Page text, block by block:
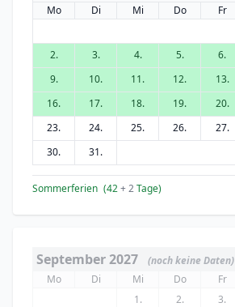
Mo Di Mi Do Fr
2.
3. 4. 5. 6.
9.
10. 11. 12. 13.
16.
17. 18. 19. 20.
23.
24. 25. 26. 27.
30.
31.
Sommerferien (42+ 2Tage)
September 2027
(noch keine Daten)
Mo
Di Mi Do Fr
1.
2. 3.